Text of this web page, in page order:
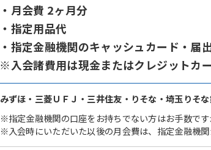
・月会費 2ヶ月分
・指定用品代
・指定金融機関のキャッシュカード・届
※入会諸費用は現金またはクレジットカ
みずほ・三菱ＵＦＪ・三井住友・りそな・埼玉りそ
※指定金融機関の口座をお持ちでない方はお手数です
※入会時にいただいた以後の月会費は、指定金融機関